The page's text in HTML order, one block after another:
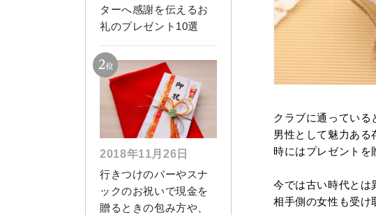
クラブに通っている
男性として魅力ある
時にはプレゼントを
今では古い時代とは
相手側の女性も受け
ターへ感謝を伝えるお
礼のプレゼント10選
2018年11月26日
行きつけのバーやスナ
ックのお祝いで現金を
贈るときの包み方や、